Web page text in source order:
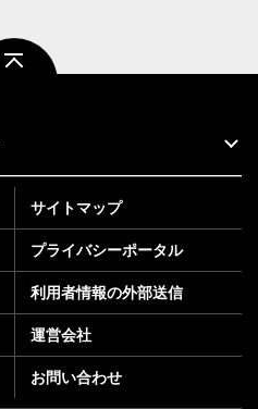
サイトマップ
プライバシーポータル
利用者情報の外部送信
運営会社
お問い合わせ